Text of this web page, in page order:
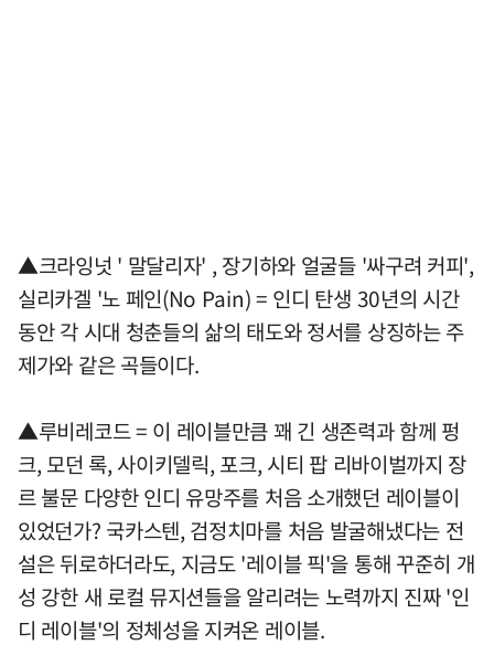
▲크라잉넛 ' 말달리자' , 장기하와 얼굴들 '싸구려 커피',
실리카겔 '노 페인(No Pain) = 인디 탄생 30년의 시간
동안 각 시대 청춘들의 삶의 태도와 정서를 상징하는 주
제가와 같은 곡들이다.
▲루비레코드 = 이 레이블만큼 꽤 긴 생존력과 함께 펑
크, 모던 록, 사이키델릭, 포크, 시티 팝 리바이벌까지 장
르 불문 다양한 인디 유망주를 처음 소개했던 레이블이
있었던가? 국카스텐, 검정치마를 처음 발굴해냈다는 전
설은 뒤로하더라도, 지금도 '레이블 픽'을 통해 꾸준히 개
성 강한 새 로컬 뮤지션들을 알리려는 노력까지 진짜 '인
디 레이블'의 정체성을 지켜온 레이블.